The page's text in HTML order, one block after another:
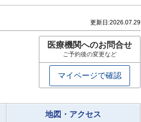
更新日:2026.07.29
医療機関へのお問合せ
ご予約後の変更など
マイページで確認
地図・アクセス